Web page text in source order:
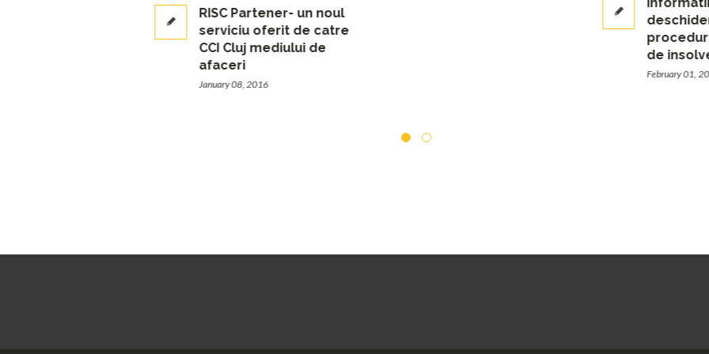
RISC Partener- un noul
serviciu oferit de catre
CCI Cluj mediului de
January 08, 2016
deschiderea
procedurilor
de insolventa
February 01, 2016